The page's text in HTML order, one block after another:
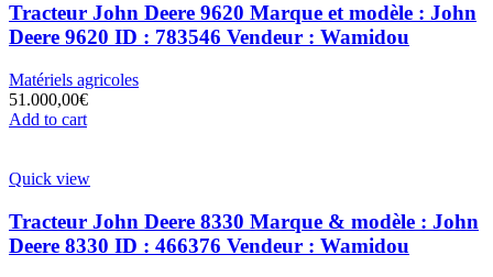
Tracteur John Deere 9620 Marque et modèle : John
Deere 9620 ID : 783546 Vendeur : Wamidou
Matériels agricoles
51.000,00€
Add to cart
Quick view
Tracteur John Deere 8330 Marque & modèle : John
Deere 8330 ID : 466376 Vendeur : Wamidou